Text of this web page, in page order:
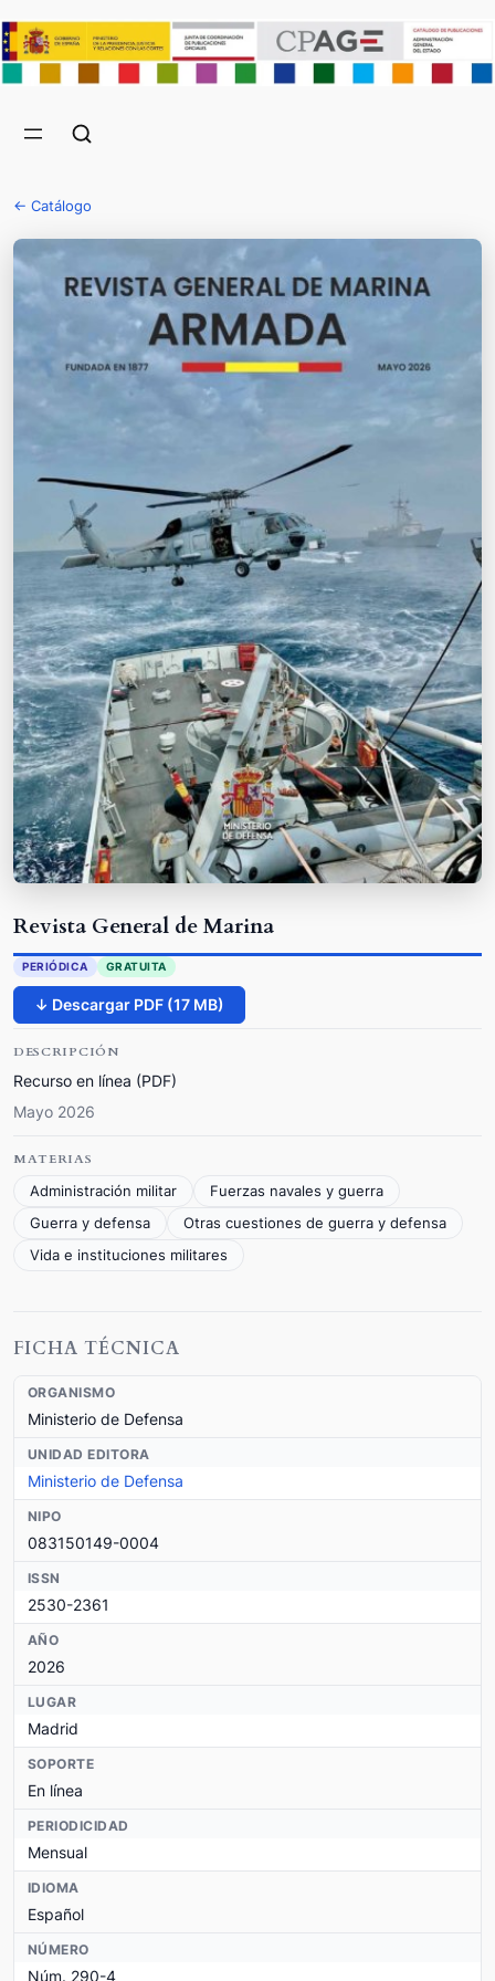
← Catálogo
Revista General de Marina
PERIÓDICA GRATUITA
↓ Descargar PDF (17 MB)
DESCRIPCIÓN
Recurso en línea (PDF)
Mayo 2026
MATERIAS
Administración militar
Fuerzas navales y guerra
Guerra y defensa
Otras cuestiones de guerra y defensa
Vida e instituciones militares
FICHA TÉCNICA
ORGANISMO
Ministerio de Defensa
UNIDAD EDITORA
Ministerio de Defensa
NIPO
083150149-0004
ISSN
2530-2361
AÑO
2026
LUGAR
Madrid
SOPORTE
En línea
PERIODICIDAD
Mensual
IDIOMA
Español
NÚMERO
Núm. 290-4